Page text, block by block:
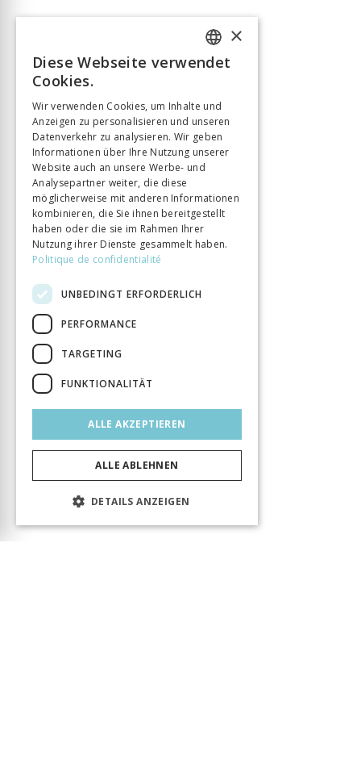
FRENCH
ITALIAN
×
Diese Webseite verwendet
Cookies.
Wir verwenden Cookies, um Inhalte und
Anzeigen zu personalisieren und unseren
Datenverkehr zu analysieren. Wir geben
Informationen über Ihre Nutzung unserer
Website auch an unsere Werbe- und
Analysepartner weiter, die diese
möglicherweise mit anderen Informationen
kombinieren, die Sie ihnen bereitgestellt
haben oder die sie im Rahmen Ihrer
Nutzung ihrer Dienste gesammelt haben.
Politique de confidentialité
UNBEDINGT ERFORDERLICH
PERFORMANCE
TARGETING
FUNKTIONALITÄT
ALLE AKZEPTIEREN
ALLE ABLEHNEN
DETAILS ANZEIGEN